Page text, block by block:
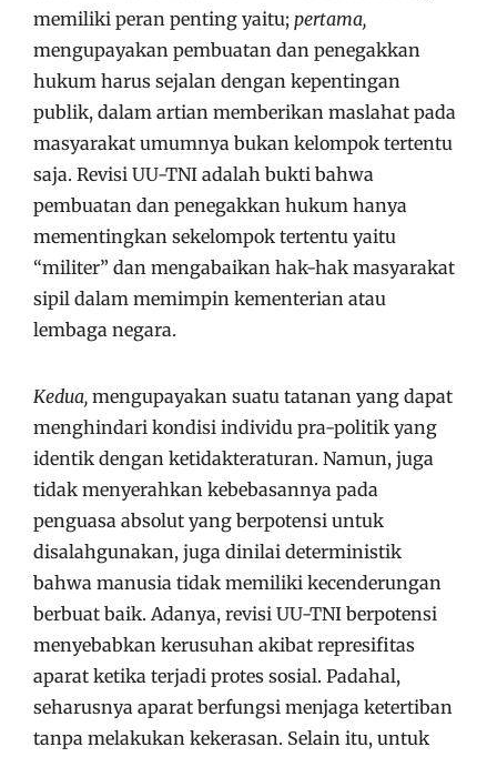
memiliki peran penting yaitu; pertama,
mengupayakan pembuatan dan penegakkan
hukum harus sejalan dengan kepentingan
publik, dalam artian memberikan maslahat pada
masyarakat umumnya bukan kelompok tertentu
saja. Revisi UU-TNI adalah bukti bahwa
pembuatan dan penegakkan hukum hanya
mementingkan sekelompok tertentu yaitu
“militer” dan mengabaikan hak-hak masyarakat
sipil dalam memimpin kementerian atau
lembaga negara.
Kedua, mengupayakan suatu tatanan yang dapat
menghindari kondisi individu pra-politik yang
identik dengan ketidakteraturan. Namun, juga
tidak menyerahkan kebebasannya pada
penguasa absolut yang berpotensi untuk
disalahgunakan, juga dinilai deterministik
bahwa manusia tidak memiliki kecenderungan
berbuat baik. Adanya, revisi UU-TNI berpotensi
menyebabkan kerusuhan akibat represifitas
aparat ketika terjadi protes sosial. Padahal,
seharusnya aparat berfungsi menjaga ketertiban
tanpa melakukan kekerasan. Selain itu, untuk